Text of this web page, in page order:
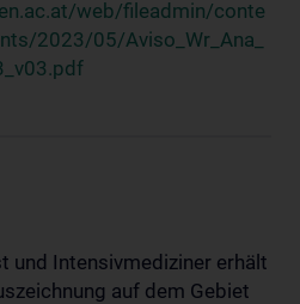
web/fileadmin/conte
2023/05/Aviso_Wr_Ana_
und Intensivmediziner erhält
auf dem Gebiet